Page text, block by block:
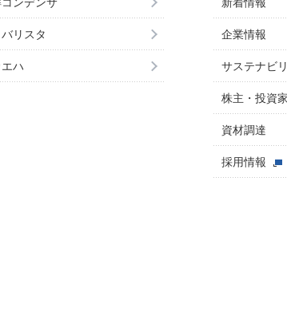
リスタ
ハ
企業情報
サステナビ
株主・投資
資材調達
採用情報